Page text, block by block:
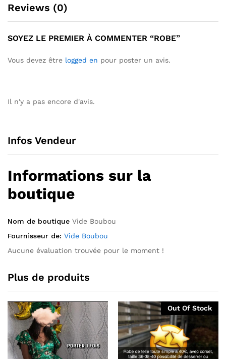
Reviews (0)
SOYEZ LE PREMIER À COMMENTER “ROBE”
Vous devez être logged en pour poster un avis.
Il n'y a pas encore d'avis.
Infos Vendeur
Informations sur la
boutique
Nom de boutique Vide Boubou
Fournisseur de: Vide Boubou
Aucune évaluation trouvée pour le moment !
Plus de produits
Out Of Stock